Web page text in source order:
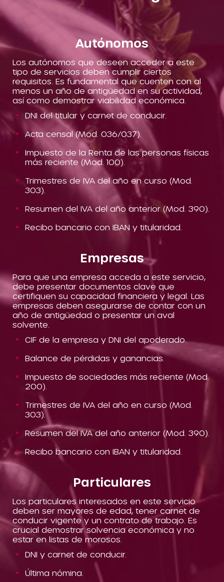
Autónomos
Los autónomos que deseen acceder a este
tipo de servicios deben cumplir ciertos
requisitos. Es fundamental que cuenten con al
menos un año de antigüedad en su actividad,
así como demostrar viabilidad económica.
DNI del titular y carnet de conducir.
Acta censal (Mod. 036/037).
Impuesto de la Renta de las personas físicas
más reciente (Mod. 100).
Trimestres de IVA del año en curso (Mod.
303).
Resumen del IVA del año anterior (Mod. 390).
Recibo bancario con IBAN y titularidad.
Empresas
Para que una empresa acceda a este servicio,
debe presentar documentos clave que
certifiquen su capacidad financiera y legal. Las
empresas deben asegurarse de contar con un
año de antigüedad o presentar un aval
solvente.
CIF de la empresa y DNI del apoderado.
Balance de pérdidas y ganancias.
Impuesto de sociedades más reciente (Mod.
200).
Trimestres de IVA del año en curso (Mod.
303).
Resumen del IVA del año anterior (Mod. 390).
Recibo bancario con IBAN y titularidad.
Particulares
Los particulares interesados en este servicio
deben ser mayores de edad, tener carnet de
conducir vigente y un contrato de trabajo. Es
crucial demostrar solvencia económica y no
estar en listas de morosos.
DNI y carnet de conducir.
Última nómina.